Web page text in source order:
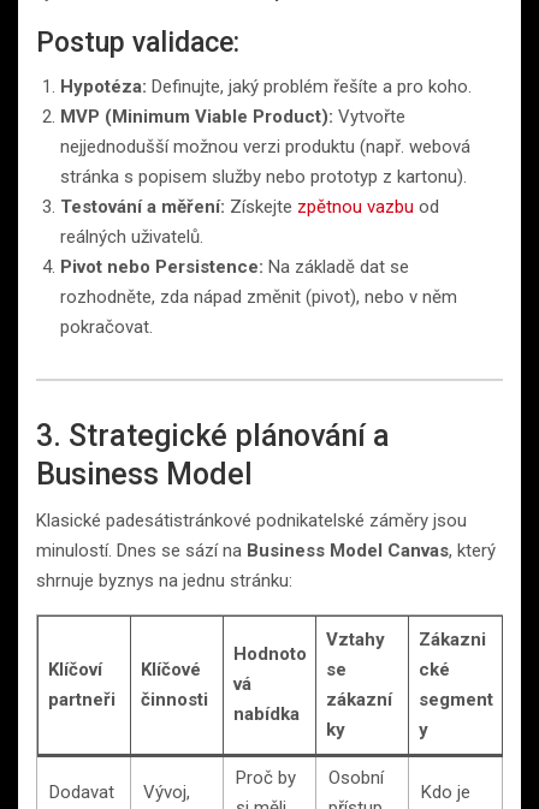
Postup validace:
Hypotéza: Definujte, jaký problém řešíte a pro koho.
MVP (Minimum Viable Product): Vytvořte
nejjednodušší možnou verzi produktu (např. webová
stránka s popisem služby nebo prototyp z kartonu).
Testování a měření: Získejte zpětnou vazbu od
reálných uživatelů.
Pivot nebo Persistence: Na základě dat se
rozhodněte, zda nápad změnit (pivot), nebo v něm
pokračovat.
3. Strategické plánování a
Business Model
Klasické padesátistránkové podnikatelské záměry jsou
minulostí. Dnes se sází na Business Model Canvas, který
shrnuje byznys na jednu stránku:
Klíčoví
partneři
Klíčové
činnosti
Hodnoto
vá
nabídka
Vztahy
se
zákazní
ky
Zákazni
cké
segment
y
Dodavat Vývoj,
Proč by
Osobní
Kdo je